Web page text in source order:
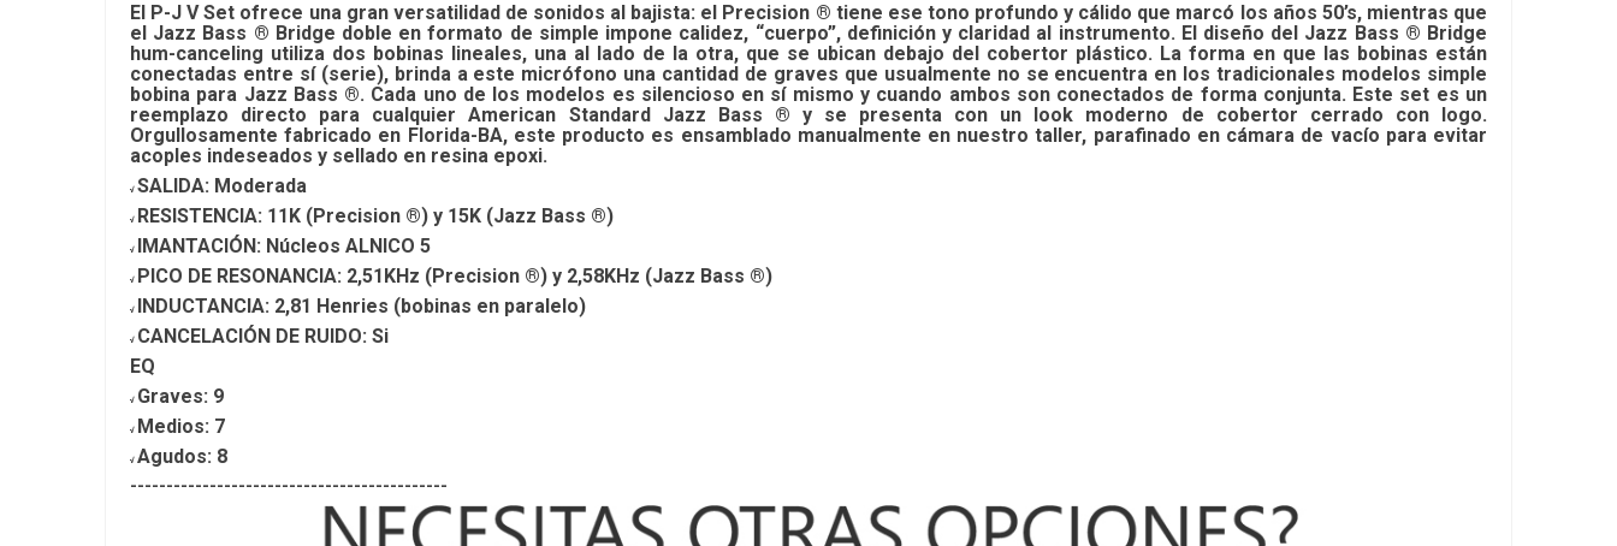
El P-J V Set ofrece una gran versatilidad de sonidos al bajista: el Precision ® tiene ese tono profundo y cálido que marcó los años 50’s, mientras que
el Jazz Bass ® Bridge doble en formato de simple impone calidez, “cuerpo”, definición y claridad al instrumento. El diseño del Jazz Bass ® Bridge
hum-canceling utiliza dos bobinas lineales, una al lado de la otra, que se ubican debajo del cobertor plástico. La forma en que las bobinas están
conectadas entre sí (serie), brinda a este micrófono una cantidad de graves que usualmente no se encuentra en los tradicionales modelos simple
bobina para Jazz Bass ®. Cada uno de los modelos es silencioso en sí mismo y cuando ambos son conectados de forma conjunta. Este set es un
reemplazo directo para cualquier American Standard Jazz Bass ® y se presenta con un look moderno de cobertor cerrado con logo.
Orgullosamente fabricado en Florida-BA, este producto es ensamblado manualmente en nuestro taller, parafinado en cámara de vacío para evitar
acoples indeseados y sellado en resina epoxi.
√ SALIDA: Moderada
√ RESISTENCIA: 11K (Precision ®) y 15K (Jazz Bass ®)
√ IMANTACIÓN: Núcleos ALNICO 5
√ PICO DE RESONANCIA: 2,51KHz (Precision ®) y 2,58KHz (Jazz Bass ®)
√ INDUCTANCIA: 2,81 Henries (bobinas en paralelo)
√ CANCELACIÓN DE RUIDO: Si
EQ
√ Graves: 9
√ Medios: 7
√ Agudos: 8
--------------------------------------------